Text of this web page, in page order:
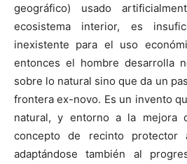
geográfico) usado
ecosistema interior, es
inexistente para el uso
entonces el hombre desarrolla
sobre lo natural sino que da un
frontera ex-novo. Es un invento
natural, y entorno a la mejora
concepto de recinto protector
adaptándose también al